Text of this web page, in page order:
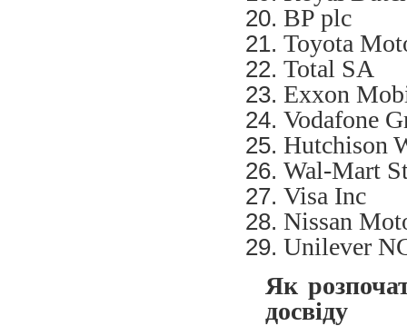
BP plc
Toyota
Total SA
Exxon
Vodafone
Hutchison
Wal-Mart
Visa Inc
Nissan
Unilever
Як
досвіду